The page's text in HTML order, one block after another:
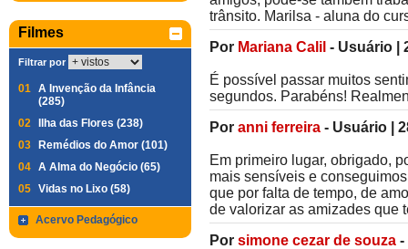
Filmes
Filtrar por
01 A Invenção da Infância
(285)
02
Ilha das Flores (238)
03
Remédios do Amor (101)
04 A Alma do Negócio (65)
05 Vidas no Lixo (58)
Acervo Pedagógico
trânsito. Marilsa - aluna do
Por Mariana Calil - Usuário
É possível passar muitos
segundos. Parabéns!
Por anni ferreira - Usuário
Em primeiro lugar, obrigado,
mais sensíveis e
que por falta de tempo, de
de valorizar as amizades que
Por simone cezar de souza -